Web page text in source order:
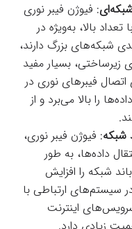
: فیوژن فیبر نوری
بالا، به‌ویژه در
شبکه‌های بزرگ دارند،
زیرساختی، بسیار مفید
اتصال فیبرهای نوری در
را بالا می‌برد و از
شبکه: فیوژن فیبر نوری،
داده‌ها، به طور
شبکه را افزایش
سیستم‌های ارتباطی با
سرویس‌های اینترنت